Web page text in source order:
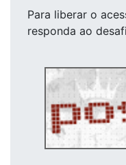
Para liberar o
responda ao